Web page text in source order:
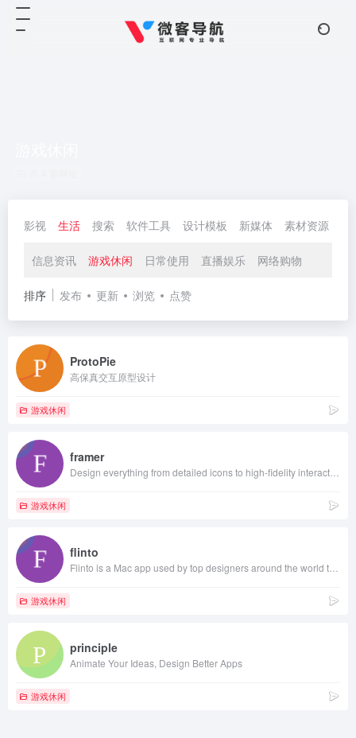
影视 生活 搜索 软件工具 设计模板 新媒体 素材资源
信息资讯 游戏休闲 日常使用 直播娱乐 网络购物
排序 发布 更新 浏览 点赞
ProtoPie
高保真交互原型设计
游戏休闲
framer
游戏休闲
flinto
游戏休闲
principle
Animate Your Ideas, Design Better Apps
游戏休闲